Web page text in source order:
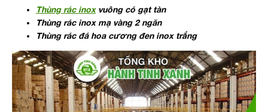
Thùng rác inoxvuông có gạt tàn
Thùng rác inox mạ vàng 2 ngăn
Thùng rác đá hoa cương đen inox trắng